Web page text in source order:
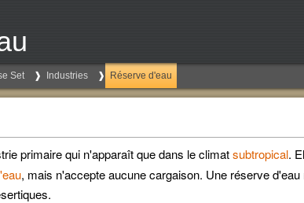
Set Industries Réserve d'eau
primaire qui n'apparaît que dans le climatsubtropical.
, mais n'accepte aucune cargaison. Une réserve d'eau